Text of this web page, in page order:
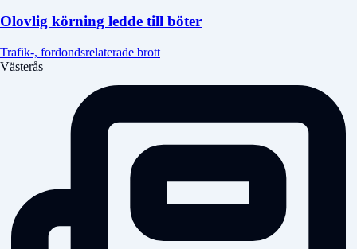
Olovlig körning ledde till böter
Trafik-, fordondsrelaterade brott
Västerås